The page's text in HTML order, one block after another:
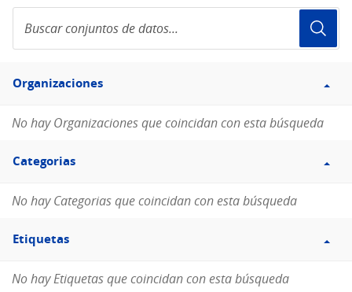
conjuntos
de
Filtro
Organizaciones
Organizaciones
No hay Organizaciones que coincidan con esta búsqueda
Filtro
Categorias
Categorias
No hay Categorias que coincidan con esta búsqueda
Filtro
Etiquetas
Etiquetas
No hay Etiquetas que coincidan con esta búsqueda